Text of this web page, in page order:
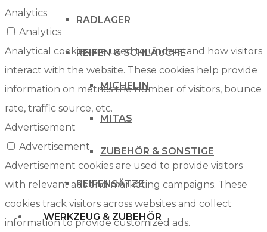
RADLAGER
REIFEN & SCHLÄUCHE
MICHELIN
MITAS
ZUBEHÖR & SONSTIGE
REIFENSÄTZE
WERKZEUG & ZUBEHÖR
Analytics
Analytics
Analytical cookies are used to understand how visitors
interact with the website. These cookies help provide
information on metrics the number of visitors, bounce
rate, traffic source, etc.
Advertisement
Advertisement
Advertisement cookies are used to provide visitors
with relevant ads and marketing campaigns. These
cookies track visitors across websites and collect
information to provide customized ads.